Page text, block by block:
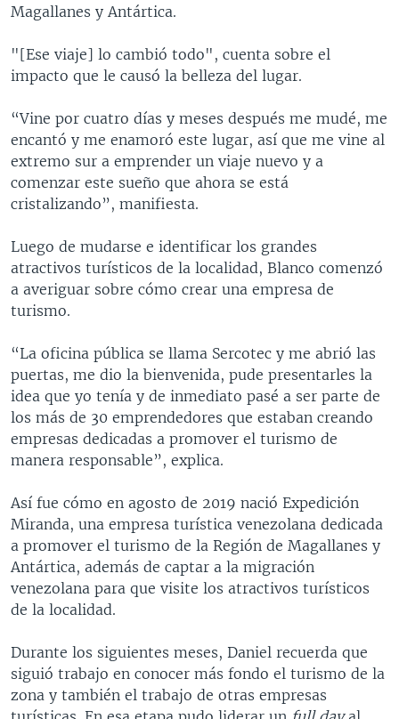
Magallanes y Antártica.
"[Ese viaje] lo cambió todo", cuenta sobre el
impacto que le causó la belleza del lugar.
“Vine por cuatro días y meses después me mudé, me
encantó y me enamoró este lugar, así que me vine al
extremo sur a emprender un viaje nuevo y a
comenzar este sueño que ahora se está
cristalizando”, manifiesta.
Luego de mudarse e identificar los grandes
atractivos turísticos de la localidad, Blanco comenzó
a averiguar sobre cómo crear una empresa de
turismo.
“La oficina pública se llama Sercotec y me abrió las
puertas, me dio la bienvenida, pude presentarles la
idea que yo tenía y de inmediato pasé a ser parte de
los más de 30 emprendedores que estaban creando
empresas dedicadas a promover el turismo de
manera responsable”, explica.
Así fue cómo en agosto de 2019 nació Expedición
Miranda, una empresa turística venezolana dedicada
a promover el turismo de la Región de Magallanes y
Antártica, además de captar a la migración
venezolana para que visite los atractivos turísticos
de la localidad.
Durante los siguientes meses, Daniel recuerda que
siguió trabajo en conocer más fondo el turismo de la
zona y también el trabajo de otras empresas